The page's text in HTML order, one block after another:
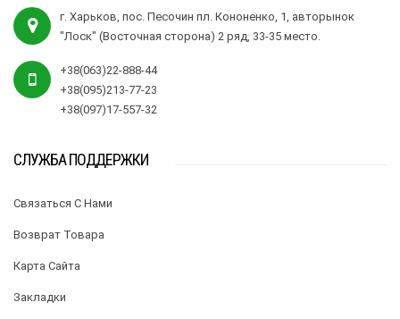
г. Харьков, пос. Песочин пл. Кононенко, 1, авторынок
"Лоск" (Восточная сторона) 2 ряд, 33-35 место.
+38(063)22-888-44
+38(095)213-77-23
+38(097)17-557-32
СЛУЖБА ПОДДЕРЖКИ
Связаться С Нами
Возврат Товара
Карта Сайта
Закладки